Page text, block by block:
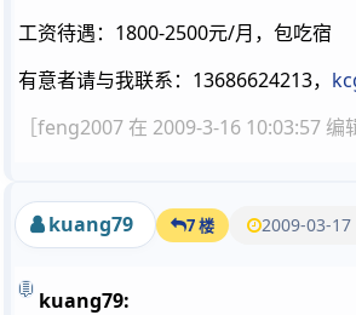
工资待遇：1800-2500元/月，包吃宿
有意者请与我联系：13686624213，
［feng2007 在 2009-3-16 10:03:57 编
kuang79 7 楼 2009-03-
kuang79: